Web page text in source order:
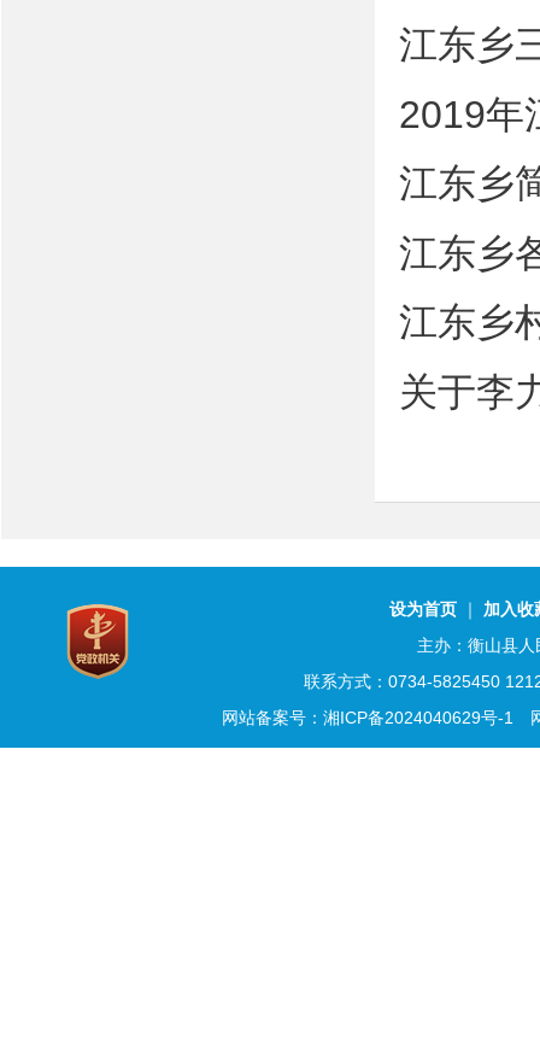
江东乡
2019年
江东乡
江东乡
江东乡
关于李
设为首页 ｜ 加入收
主办：衡山县
联系方式：0734-5825450
网站备案号：湘ICP备2024040629号-1